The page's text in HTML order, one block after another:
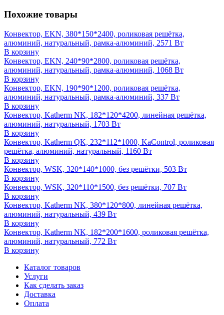
Похожие товары
Конвектор, EKN, 380*150*2400, роликовая решётка,
алюминий, натуральный, рамка-алюминий, 2571 Вт
В корзину
Конвектор, EKN, 240*90*2800, роликовая решётка,
алюминий, натуральный, рамка-алюминий, 1068 Вт
В корзину
Конвектор, EKN, 190*90*1200, роликовая решётка,
алюминий, натуральный, рамка-алюминий, 337 Вт
В корзину
Конвектор, Katherm NK, 182*120*4200, линейная решётка,
алюминий, натуральный, 1703 Вт
В корзину
Конвектор, Katherm QK, 232*112*1000, KaControl, роликовая
решётка, алюминий, натуральный, 1160 Вт
В корзину
Конвектор, WSK, 320*140*1000, без решётки, 503 Вт
В корзину
Конвектор, WSK, 320*110*1500, без решётки, 707 Вт
В корзину
Конвектор, Katherm NK, 380*120*800, линейная решётка,
алюминий, натуральный, 439 Вт
В корзину
Конвектор, Katherm NK, 182*200*1600, роликовая решётка,
алюминий, натуральный, 772 Вт
В корзину
Каталог товаров
Услуги
Как сделать заказ
Доставка
Оплата